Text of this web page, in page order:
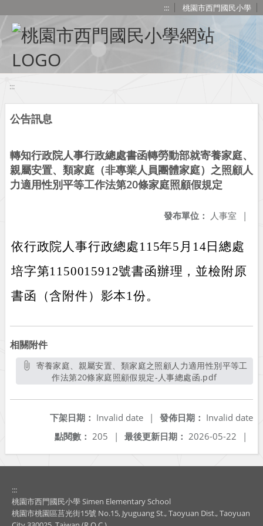
::: 桃園市西門國民小學
:::
公告訊息
轉知行政院人事行政總處書函轉勞動部就寄養家庭、
親屬安置、類家庭（非專業人員團體家庭）之照顧人
力適用性別平等工作法第20條家庭照顧假規定
發布單位： 人事室 |
依行政院人事行政總處115年5月14日總處
培字第1150015912號書函辦理，並檢附原
書函（含附件）影本1份。
相關附件
作法第20條家庭照顧假規定-人事總處函.pdf另開新視窗
發佈日期： Invalid date
下架日期： Invalid date
|
最後更新日期： 2026-05-22 |
點閱數： 205 |
:::
桃園市西門國民小學 Simen Elementary School
桃園市桃園區莒光街15號 No.15, Jyuguang St., Taoyuan Dist., Taoyuan